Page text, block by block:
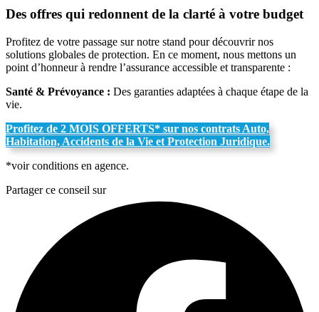
Des offres qui redonnent de la clarté à votre budget
Profitez de votre passage sur notre stand pour découvrir nos
solutions globales de protection. En ce moment, nous mettons un
point d’honneur à rendre l’assurance accessible et transparente :
Santé & Prévoyance : Des garanties adaptées à chaque étape de la
vie.
Profitez de 2 MOIS OFFERTS* sur nos contrats Auto,
Habitation, Accidents de la Vie et Protection Juridique.
*voir conditions en agence.
Partager ce conseil sur